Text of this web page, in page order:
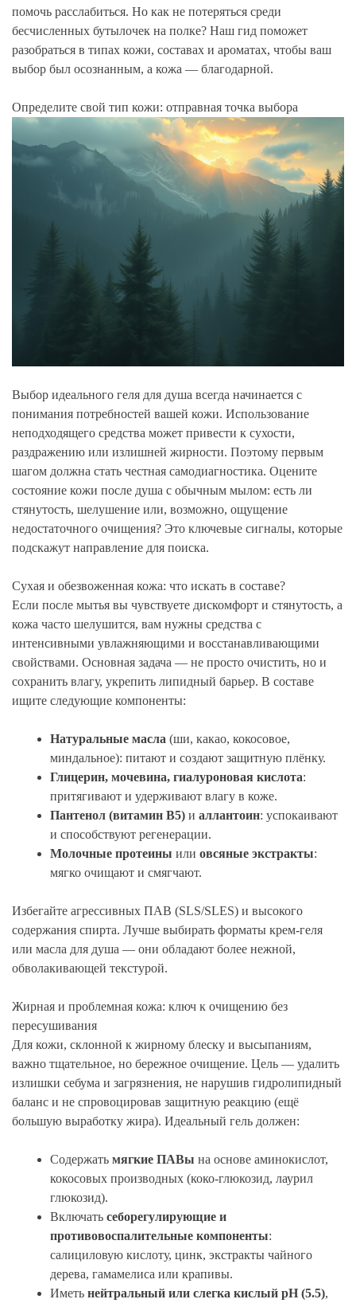
помочь расслабиться. Но как не потеряться среди
бесчисленных бутылочек на полке? Наш гид поможет
разобраться в типах кожи, составах и ароматах, чтобы ваш
выбор был осознанным, а кожа — благодарной.
Определите свой тип кожи: отправная точка выбора
Выбор идеального геля для душа всегда начинается с
понимания потребностей вашей кожи. Использование
неподходящего средства может привести к сухости,
раздражению или излишней жирности. Поэтому первым
шагом должна стать честная самодиагностика. Оцените
состояние кожи после душа с обычным мылом: есть ли
стянутость, шелушение или, возможно, ощущение
недостаточного очищения? Это ключевые сигналы, которые
подскажут направление для поиска.
Сухая и обезвоженная кожа: что искать в составе?
Если после мытья вы чувствуете дискомфорт и стянутость, а
кожа часто шелушится, вам нужны средства с
интенсивными увлажняющими и восстанавливающими
свойствами. Основная задача — не просто очистить, но и
сохранить влагу, укрепить липидный барьер. В составе
ищите следующие компоненты:
Натуральные масла (ши, какао, кокосовое,
миндальное): питают и создают защитную плёнку.
Глицерин, мочевина, гиалуроновая кислота:
притягивают и удерживают влагу в коже.
Пантенол (витамин B5) и аллантоин: успокаивают
и способствуют регенерации.
Молочные протеины или овсяные экстракты:
мягко очищают и смягчают.
Избегайте агрессивных ПАВ (SLS/SLES) и высокого
содержания спирта. Лучше выбирать форматы крем-геля
или масла для душа — они обладают более нежной,
обволакивающей текстурой.
Жирная и проблемная кожа: ключ к очищению без
пересушивания
Для кожи, склонной к жирному блеску и высыпаниям,
важно тщательное, но бережное очищение. Цель — удалить
излишки себума и загрязнения, не нарушив гидролипидный
баланс и не спровоцировав защитную реакцию (ещё
большую выработку жира). Идеальный гель должен:
Содержать мягкие ПАВы на основе аминокислот,
кокосовых производных (коко-глюкозид, лаурил
глюкозид).
Включать себорегулирующие и
противовоспалительные компоненты:
салициловую кислоту, цинк, экстракты чайного
дерева, гамамелиса или крапивы.
Иметь нейтральный или слегка кислый pH (5.5),